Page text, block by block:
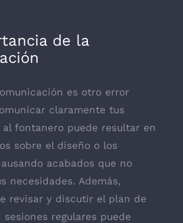
de la
es otro error
claramente tus
fontanero puede resultar en
sobre el diseño o los
acabados que no
necesidades. Además,
revisar y discutir el plan de
regulares puede